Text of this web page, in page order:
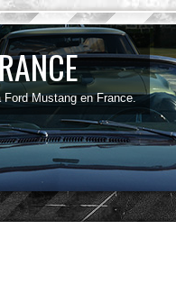
Mustang en France.